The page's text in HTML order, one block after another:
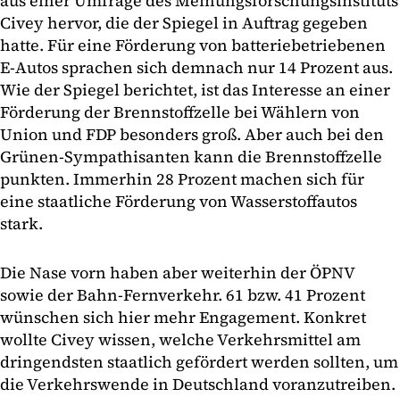
Civey hervor, die der Spiegel in Auftrag gegeben
hatte. Für eine Förderung von batteriebetriebenen
E-Autos sprachen sich demnach nur 14 Prozent aus.
Wie der Spiegel berichtet, ist das Interesse an einer
Förderung der Brennstoffzelle bei Wählern von
Union und FDP besonders groß. Aber auch bei den
Grünen-Sympathisanten kann die Brennstoffzelle
punkten. Immerhin 28 Prozent machen sich für
eine staatliche Förderung von Wasserstoffautos
stark.
Die Nase vorn haben aber weiterhin der ÖPNV
sowie der Bahn-Fernverkehr. 61 bzw. 41 Prozent
wünschen sich hier mehr Engagement. Konkret
wollte Civey wissen, welche Verkehrsmittel am
dringendsten staatlich gefördert werden sollten, um
die Verkehrswende in Deutschland voranzutreiben.